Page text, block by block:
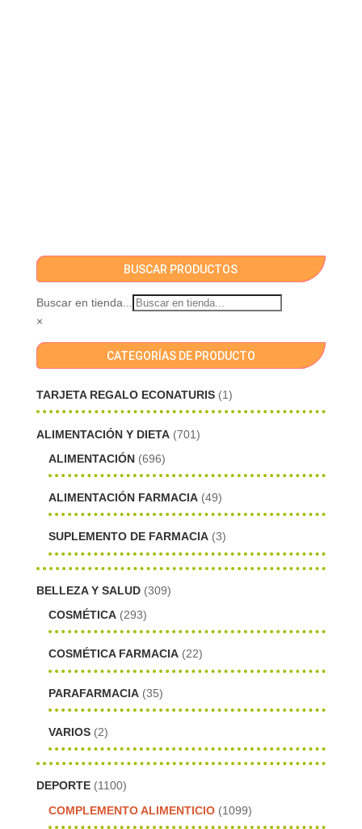
BUSCAR PRODUCTOS
Buscar en tienda...
×
CATEGORÍAS DE PRODUCTO
TARJETA REGALO ECONATURIS (1)
ALIMENTACIÓN Y DIETA (701)
ALIMENTACIÓN (696)
ALIMENTACIÓN FARMACIA (49)
SUPLEMENTO DE FARMACIA (3)
BELLEZA Y SALUD (309)
COSMÉTICA (293)
COSMÉTICA FARMACIA (22)
PARAFARMACIA (35)
VARIOS (2)
DEPORTE (1100)
COMPLEMENTO ALIMENTICIO (1099)